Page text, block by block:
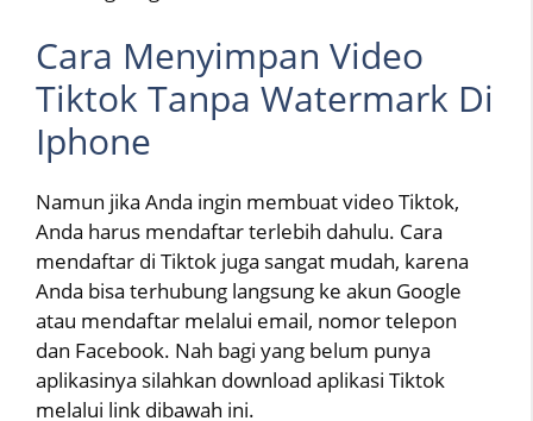
Cara Menyimpan Video
Tiktok Tanpa Watermark Di
Iphone
Namun jika Anda ingin membuat video Tiktok,
Anda harus mendaftar terlebih dahulu. Cara
mendaftar di Tiktok juga sangat mudah, karena
Anda bisa terhubung langsung ke akun Google
atau mendaftar melalui email, nomor telepon
dan Facebook. Nah bagi yang belum punya
aplikasinya silahkan download aplikasi Tiktok
melalui link dibawah ini.